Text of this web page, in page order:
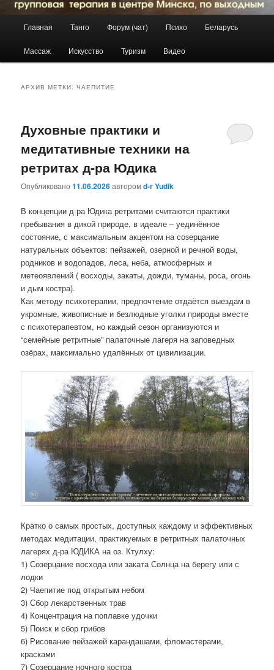
Перейти
к
Перейти
к
Главная Танго Форум (чат) Психо Беларусь
Массаж Искусство Туризм Видео
АРХИВ МЕТКИ:ЧАЕПИТИЕ
Духовные практики и
медитативные техники на
ретритах д-ра Юдика
Опубликовано11.06.2026авторомd-r Yudik
В концепции д-ра Юдика ретритами считаются практики
пребывания в дикой природе, в идеале – уединённое
состояние, с максимальным акцентом на созерцание
натуральных объектов: пейзажей, озерной и речной воды,
родников и водопадов, леса, неба, атмосферных и
метеоявлений ( восходы, закаты, дожди, туманы, роса, огонь
и дым костра).
Как методу психотерапии, предпочтение отдаётся выездам в
укромные, живописные и безлюдные уголки природы вместе
с психотерапевтом, но каждый сезон организуются и
“семейные ретритные” палаточные лагеря на заповедных
озёрах, максимально удалённых от цивилизации.
Кратко о самых простых, доступных каждому и эффективных
методах медитации, практикуемых в ретритных палаточных
лагерях д-ра ЮДИКА на оз. Ктулху:
1) Созерцание восхода или заката Солнца на берегу или с
лодки
2) Чаепитие под открытым небом
3) Сбор лекарственных трав
4) Концентрация на поплавке удочки
5) Поиск и сбор грибов
6) Рисование пейзажей карандашами, фломастерами,
красками
7) Созерцание ночного костра